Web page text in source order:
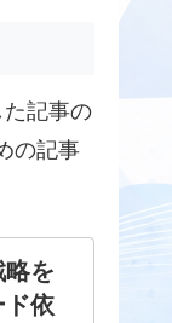
記事の
の記事
を
ド依